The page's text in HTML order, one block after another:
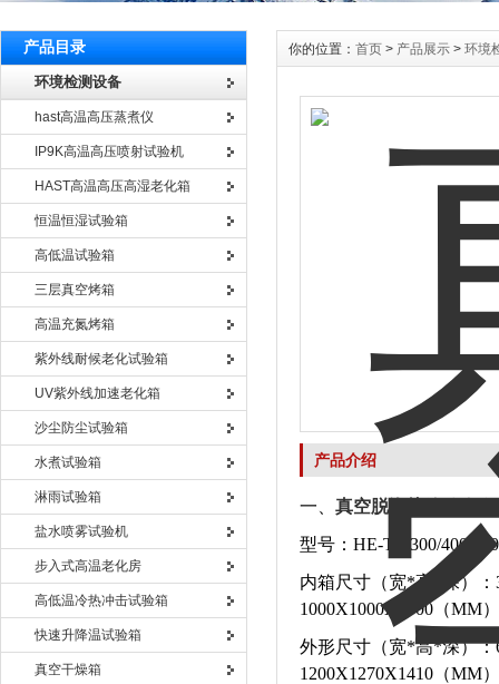
产品目录
环境检测设备
hast高温高压蒸煮仪
IP9K高温高压喷射试验机
HAST高温高压高湿老化箱
恒温恒湿试验箱
高低温试验箱
三层真空烤箱
高温充氮烤箱
紫外线耐候老化试验箱
UV紫外线加速老化箱
沙尘防尘试验箱
水煮试验箱
淋雨试验箱
盐水喷雾试验机
步入式高温老化房
高低温冷热冲击试验箱
快速升降温试验箱
真空干燥箱
你的位置： 首页 > 产品展示 > 环境
产品介绍
一、 真空脱泡烤箱
型号：HE-TP-300/400/
内箱尺寸（宽*高*深）：
1000X1000X1000（MM）
外形尺寸（宽*高*深）：
1200X1270X1410（MM）